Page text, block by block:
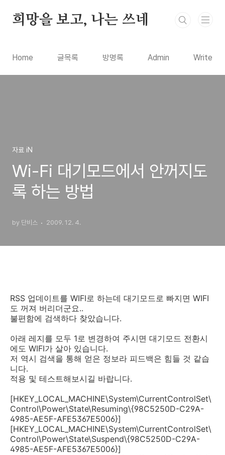
희망을 보고, 나는 쓰네
Home 글목록 방명록 Admin Write
자료 iN
Wi-Fi 대기모드에서 안꺼지도
록 하는 방법
by 단비스 2009. 12. 4.
RSS 업데이트를 WIFI로 하는데 대기모드로 빠지면 WIFI
도 꺼져 버리더군요..
불편함에 검색하다 찾았습니다.
아래 레지를 모두 1로 변경하여 주시면 대기모드 전환시
에도 WIFI가 살아 있습니다.
저 역시 검색을 통해 얻은 정보라 피드백은 힘들 것 같습
니다.
적용 및 테스트해보시길 바랍니다.
[HKEY_LOCAL_MACHINE\System\CurrentControlSet\
Control\Power\State\Resuming\{98C5250D-C29A-
4985-AE5F-AFE5367E5006}]
[HKEY_LOCAL_MACHINE\System\CurrentControlSet\
Control\Power\State\Suspend\{98C5250D-C29A-
4985-AE5F-AFE5367E5006}]